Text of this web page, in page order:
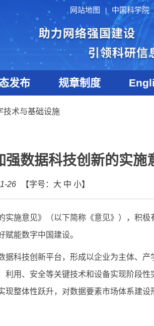
网站地图 中国科学院
发布 规章制度
技术与基础设施
数据科技创新的实施
26 【字号： 大 中 小】
施意见》（以下简称《意见》），积极
能数字中国建设。
据科技创新平台，形成以企业为主体、
用、安全等关键技术和设备实现阶段性
整体性跃升，对数据要素市场体系建